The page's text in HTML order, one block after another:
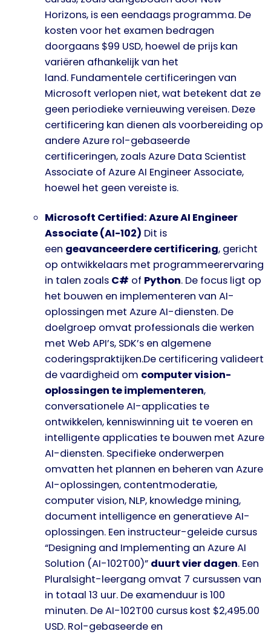
Horizons, is een eendaags programma. De
kosten voor het examen bedragen
doorgaans $99 USD, hoewel de prijs kan
variëren afhankelijk van het
land. Fundamentele certificeringen van
Microsoft verlopen niet, wat betekent dat ze
geen periodieke vernieuwing vereisen. Deze
certificering kan dienen als voorbereiding op
andere Azure rol-gebaseerde
certificeringen, zoals Azure Data Scientist
Associate of Azure AI Engineer Associate,
hoewel het geen vereiste is.
Microsoft Certified: Azure AI Engineer
Associate (AI-102) Dit is
een geavanceerdere certificering, gericht
op ontwikkelaars met programmeerervaring
in talen zoals C# of Python. De focus ligt op
het bouwen en implementeren van AI-
oplossingen met Azure AI-diensten. De
doelgroep omvat professionals die werken
met Web API’s, SDK’s en algemene
coderingspraktijken.De certificering valideert
de vaardigheid om computer vision-
oplossingen te implementeren,
conversationele AI-applicaties te
ontwikkelen, kenniswinning uit te voeren en
intelligente applicaties te bouwen met Azure
AI-diensten. Specifieke onderwerpen
omvatten het plannen en beheren van Azure
AI-oplossingen, contentmoderatie,
computer vision, NLP, knowledge mining,
document intelligence en generatieve AI-
oplossingen. Een instructeur-geleide cursus
“Designing and Implementing an Azure AI
Solution (AI-102T00)” duurt vier dagen. Een
Pluralsight-leergang omvat 7 cursussen van
in totaal 13 uur. De examenduur is 100
minuten. De AI-102T00 cursus kost $2,495.00
USD. Rol-gebaseerde en